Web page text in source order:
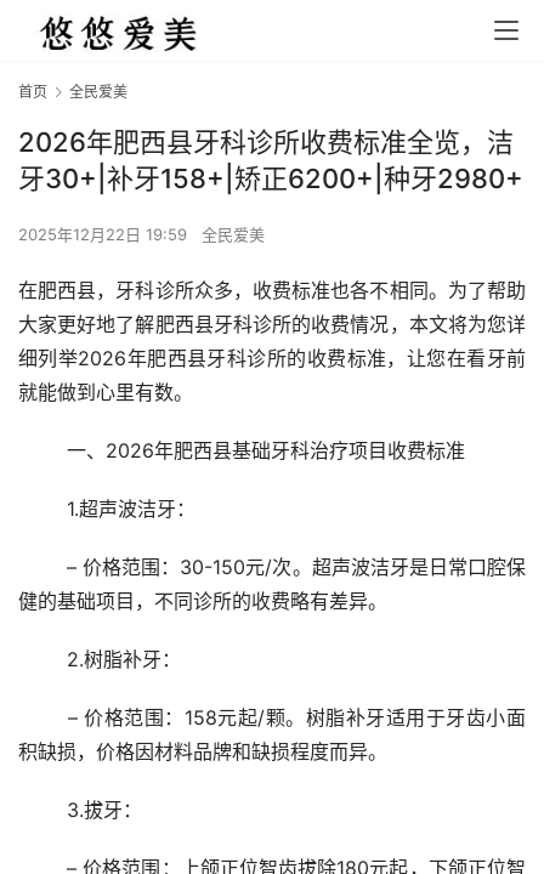
首页 全民爱美
2026年肥西县牙科诊所收费标准全览，洁
牙30+|补牙158+|矫正6200+|种牙2980+
2025年12月22日 19:59 全民爱美
在肥西县，牙科诊所众多，收费标准也各不相同。为了帮助
大家更好地了解肥西县牙科诊所的收费情况，本文将为您详
细列举2026年肥西县牙科诊所的收费标准，让您在看牙前
就能做到心里有数。
	一、2026年肥西县基础牙科治疗项目收费标准
	1.超声波洁牙：
	– 价格范围：30-150元/次。超声波洁牙是日常口腔保
健的基础项目，不同诊所的收费略有差异。
	2.树脂补牙：
积缺损，价格因材料品牌和缺损程度而异。
	3.拔牙：
	– 价格范围：上颌正位智齿拔除180元起，下颌正位智